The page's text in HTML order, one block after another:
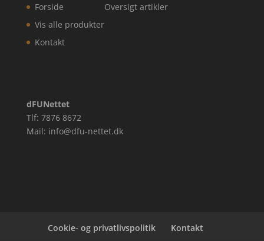
Forside
Vis alle produkter
Kontakt
Oversigt artikler
dFUNettet
Tlf: 7876 8672
Mail: info@dfu-nettet.dk
Cookie- og privatlivspolitik Kontakt